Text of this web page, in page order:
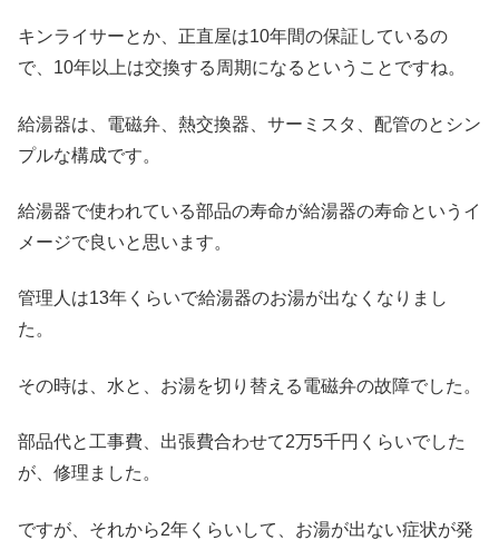
キンライサーとか、正直屋は10年間の保証しているの
で、10年以上は交換する周期になるということですね。
給湯器は、電磁弁、熱交換器、サーミスタ、配管のとシン
プルな構成です。
給湯器で使われている部品の寿命が給湯器の寿命というイ
メージで良いと思います。
管理人は13年くらいで給湯器のお湯が出なくなりまし
た。
その時は、水と、お湯を切り替える電磁弁の故障でした。
部品代と工事費、出張費合わせて2万5千円くらいでした
が、修理ました。
ですが、それから2年くらいして、お湯が出ない症状が発